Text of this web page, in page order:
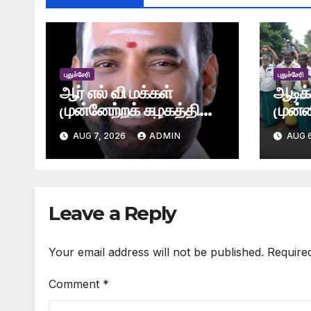
புதுச்சேரி
ஆர் எல் வி மக்கள்
முன்னேற்றக் கழகத்தின்
மகளிரணி அனைத்து
மாநில அணி கமிட்டிகளும்
கலைப்பு-மாநில தலைவர்
AUG 7, 2026 ADMIN
புதுச்சேரி
AUG
Leave a Reply
Your email address will not be published.
Comment *